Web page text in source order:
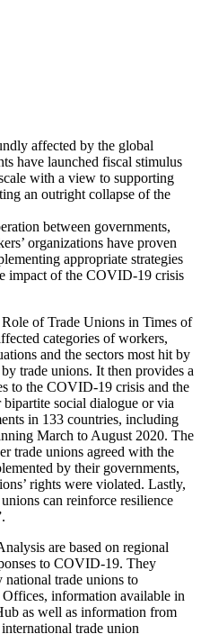
affected by the global
have launched fiscal stimulus
with a view to supporting
an outright collapse of the
between governments,
organizations have proven
appropriate strategies
impact of the COVID-19 crisis
of Trade Unions in Times of
categories of workers,
and the sectors most hit by
trade unions. It then provides a
to the COVID-19 crisis and the
social dialogue or via
in 133 countries, including
March to August 2020. The
trade unions agreed with the
by their governments,
rights were violated. Lastly,
can reinforce resilience
are based on regional
to COVID-19. They
trade unions to
information available in
as well as information from
trade union